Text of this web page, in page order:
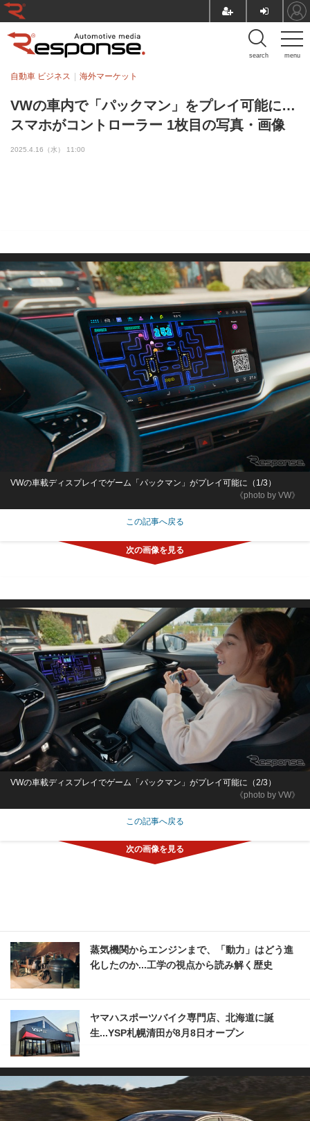
menu
search
VWの車内で「パックマン」をプレイ可能に…
スマホがコントローラー 1枚目の写真・画像
自動車 ビジネス 海外マーケット
2025.4.16（水） 11:00
《photo by VW》
VWの車載ディスプレイでゲーム「パックマン」がプレイ可能に（1/3）
この記事へ戻る
《photo by VW》
VWの車載ディスプレイでゲーム「パックマン」がプレイ可能に（2/3）
この記事へ戻る
蒸気機関からエンジンまで、「動力」はどう進
化したのか...工学の視点から読み解く歴史
ヤマハスポーツバイク専門店、北海道に誕
生...YSP札幌清田が8月8日オープン